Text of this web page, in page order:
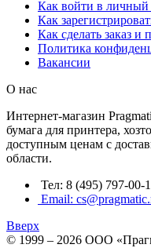
Как войти в личный
Как
Как сделать заказ и
Политика
Вакансии
О нас
Интернет-магазин
бумага для принтера,
доступным ценам с
области.
Тел: 8 (495) 797-00-
Email:
Вверх
© 1999 – 2026 ООО